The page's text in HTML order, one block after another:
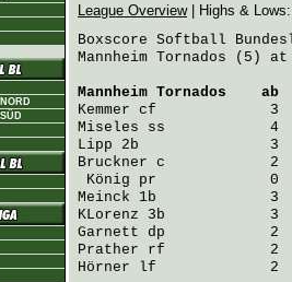
League Overview| Highs &
Boxscore Softball
Mannheim Tornados (5)
Mannheim Tornados
ab
Kemmer cf             3
Miseles ss            4
Lipp 2b               3
Bruckner c            2
König pr             0
Meinck 1b             3
KLorenz 3b            3
Garnett dp            2
Prather rf            2  1
Hörner lf             2  1